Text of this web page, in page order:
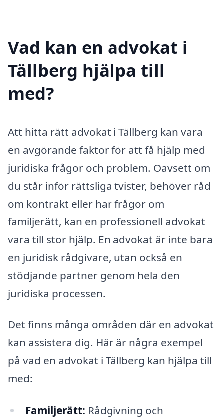
Vad kan en advokat i
Tällberg hjälpa till
med?
Att hitta rätt advokat i Tällberg kan vara
en avgörande faktor för att få hjälp med
juridiska frågor och problem. Oavsett om
du står inför rättsliga tvister, behöver råd
om kontrakt eller har frågor om
familjerätt, kan en professionell advokat
vara till stor hjälp. En advokat är inte bara
en juridisk rådgivare, utan också en
stödjande partner genom hela den
juridiska processen.
Det finns många områden där en advokat
kan assistera dig. Här är några exempel
på vad en advokat i Tällberg kan hjälpa till
med:
Familjerätt: Rådgivning och